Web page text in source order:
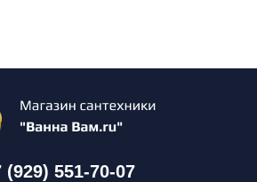
(929) 551-70-07